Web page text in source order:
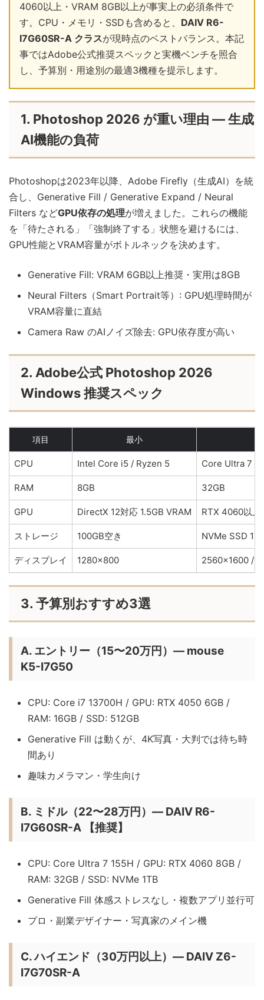
4060以上・VRAM 8GB以上が事実上の必須条件で
す。CPU・メモリ・SSDも含めると、 DAIV R6-
I7G60SR-A クラスが現時点のベストバランス。本記
事ではAdobe公式推奨スペックと実機ベンチを照合
し、予算別・用途別の最適3機種を提示します。
1. Photoshop 2026 が重い理由 — 生成
AI機能の負荷
Photoshopは2023年以降、Adobe Firefly（生成AI）を統
合し、Generative Fill / Generative Expand / Neural
Filters などGPU依存の処理が増えました。これらの機能
を「待たされる」「強制終了する」状態を避けるには、
GPU性能とVRAM容量がボトルネックを決めます。
Generative Fill: VRAM 6GB以上推奨・実用は8GB
Neural Filters（Smart Portrait等）: GPU処理時間が
VRAM容量に直結
Camera Raw のAIノイズ除去: GPU依存度が高い
2. Adobe公式 Photoshop 2026
Windows 推奨スペック
項目 最小
CPU Intel Core i5 / Ryzen 5 Core Ultra 7 /
RAM 8GB 32GB
GPU DirectX 12対応 1.5GB VRAM RTX 4060以上
ストレージ 100GB空き NVMe SSD
ディスプレイ 1280×800 2560×1600 /
3. 予算別おすすめ3選
A. エントリー（15〜20万円）— mouse
K5-I7G50
CPU: Core i7 13700H / GPU: RTX 4050 6GB /
RAM: 16GB / SSD: 512GB
Generative Fill は動くが、4K写真・大判では待ち時
間あり
趣味カメラマン・学生向け
B. ミドル（22〜28万円）— DAIV R6-
I7G60SR-A 【推奨】
CPU: Core Ultra 7 155H / GPU: RTX 4060 8GB /
RAM: 32GB / SSD: NVMe 1TB
Generative Fill 体感ストレスなし・複数アプリ並行可
プロ・副業デザイナー・写真家のメイン機
C. ハイエンド（30万円以上）— DAIV Z6-
I7G70SR-A